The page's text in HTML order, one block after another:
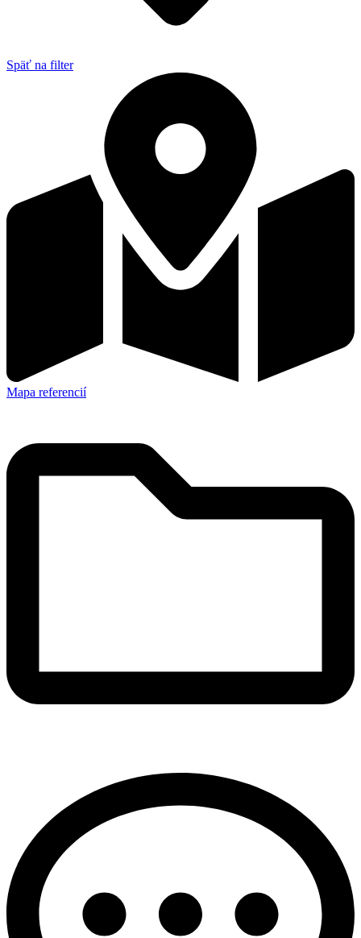
Späť na filter
Mapa referencií